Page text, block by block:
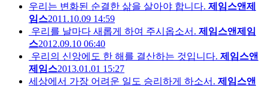
우리는 변화된 순결한 삶을 살아야 합니다. 제임스앤제
임스2011.10.09 14:59
우리를 날마다 새롭게 하여 주시옵소서. 제임스앤제임
스2012.09.10 06:40
우리의 신앙에도 한 해를 결산하는 것입니다. 제임스앤
제임스2013.01.01 15:27
세상에서 가장 어려운 일도 승리하게 하소서. 제임스앤